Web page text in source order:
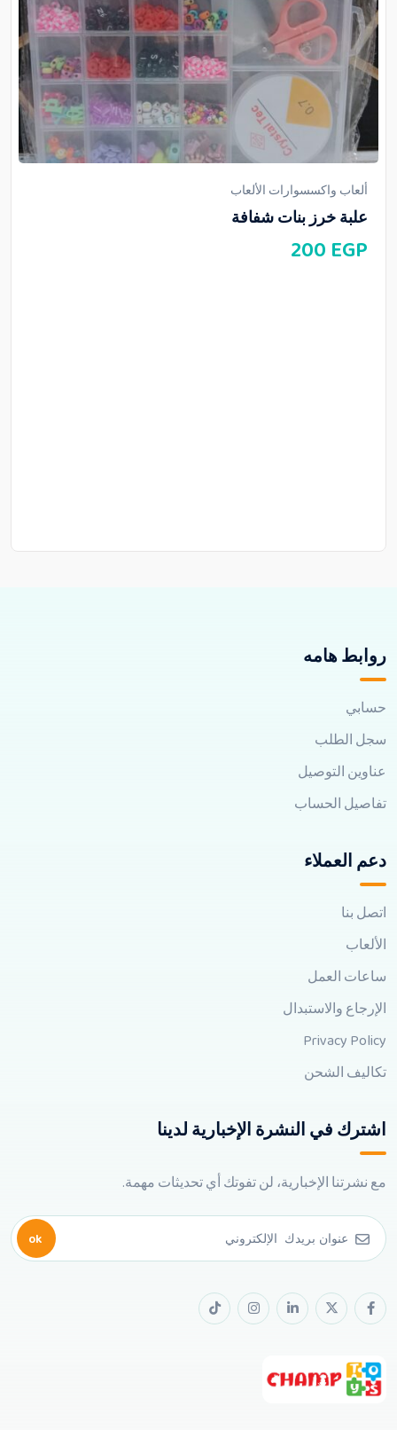
ألعاب واكسسوارات الألعاب
علبة خرز بنات شفافة
200 EGP
روابط هامه
حسابي
سجل الطلب
عناوين التوصيل
تفاصيل الحساب
دعم العملاء
اتصل بنا
الألعاب
ساعات العمل
الإرجاع والاستبدال
Privacy Policy
تكاليف الشحن
اشترك في النشرة الإخبارية لدينا
مع نشرتنا الإخبارية، لن تفوتك أي تحديثات مهمة.
ok